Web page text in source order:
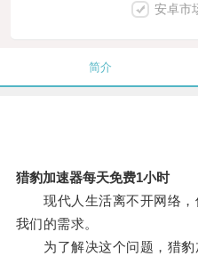
安卓市
简介
猎豹加速器每天免费1小时
现代人生活离不开网络，
我们的需求。
为了解决这个问题，猎豹